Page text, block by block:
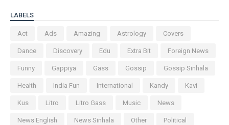
LABELS
Act Ads Amazing Astrology Covers
Dance Discovery Edu Extra Bit Foreign News
Funny Gappiya Gass Gossip Gossip Sinhala
Health India Fun International Kandy Kavi
Kus Litro Litro Gass Music News
News English News Sinhala Other Political